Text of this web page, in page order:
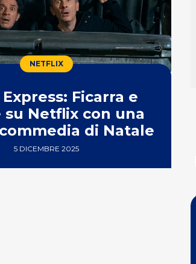
NETFLIX
Ficarra e
su Netflix con una
di Natale
5 DICEMBRE 2025